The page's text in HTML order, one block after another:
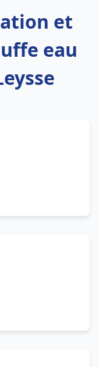
et
eau